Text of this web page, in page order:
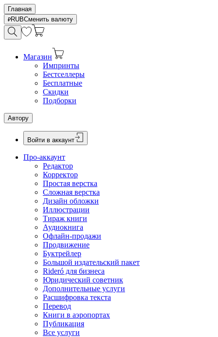
Главная
RUBСменить валюту
Магазин
Импринты
Бестселлеры
Бесплатные
Скидки
Подборки
Автору
Войти в аккаунт
Про-аккаунт
Редактор
Корректор
Простая верстка
Сложная верстка
Дизайн обложки
Иллюстрации
Тираж книги
Аудиокнига
Офлайн-продажи
Продвижение
Буктрейлер
Большой издательский пакет
Rideró для бизнеса
Юридический советник
Дополнительные услуги
Расшифровка текста
Перевод
Книги в аэропортах
Публикация
Все услуги